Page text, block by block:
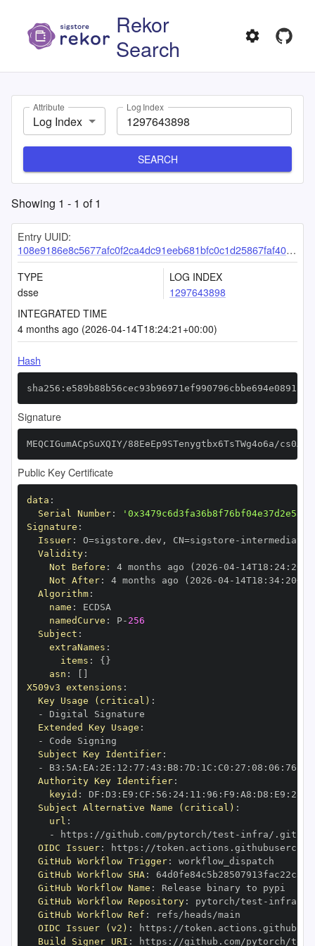
Rekor
Search
Attribute
Log Index
Log Index
SEARCH
Showing 1 - 1 of1
Entry UUID:
108e9186e8c5677afc0f2ca4dc91eeb681bfc0c1d25867faf408664c344d535945d241cc4de1defe
TYPE
dsse
LOG INDEX
1297643898
INTEGRATED TIME
4 months ago (2026-04-14T18:24:21+00:00)
Hash
Signature
MEQCIGumACpSuXQIY/88EeEp9STenygtbx6TsTWg4o6a/
Public Key Certificate
data :
Serial Number:
Signature :
Issuer: O=sigstore.dev , CN=sigstore -
Validity:
Not Before : 4 months ago (2026 -04- 14T18 : 24:
Not After: 4 months ago (2026 -04- 14T18 : 34: 20+00
Algorithm:
name :
namedCurve : P- 256
Subject :
extraNames :
items : { }
asn :
X509v3 extensions :
Key Usage (critical) :
-
Extended Key Usage :
-
Subject Key Identifier:
-
B3 : 5A : EA : 2E : 12 : 77 : 43 : B8 : 7D : 1C : C0 : 27 : 08 : 06 : 76
Authority Key Identifier:
keyid : DF : D3 : E9 : CF : 56 : 24: 11 : 96 : F9 : A8 : D8 : E9 : 28
Subject Alternative Name (critical) :
url :
-
https : //github.com/pytorch/test - infra/
OIDC Issuer: https :
GitHub Workflow Trigger:
GitHub Workflow SHA:
GitHub Workflow Name :
GitHub Workflow Repository: pytorch/test -
GitHub Workflow Ref :
OIDC Issuer (v2) : https :
Build Signer URI : https : //github.com/pytorch/test